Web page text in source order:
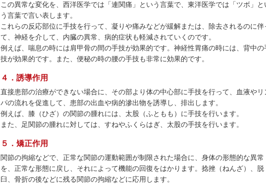
この異常な変化を、西洋医学では「連関痛」という言葉で、東洋医学では「ツボ」と
う言葉で言い表します。
これらの反応部位に手技を行って、凝りや痛みなどが緩解または、除去されるのに伴
て、神経を介して、内臓の異常、病的症状も軽減されていくのです。
例えば、喘息の時には肩甲骨の間の手技が効果的です。神経性胃痛の時には、背中の
技が効果的です。また、便秘の時の腰の手技も非常に効果的です。
４．誘導作用
直接患部の治療ができない場合に、その部より体の中心部に手技を行って、血液やリ
パの流れを促進して、患部の出血や病的滲出物を誘導し、排出します。
例えば、膝（ひざ）の関節の腫れには、太股（ふともも）に手技を行います。
また、足関節の腫れに対しては、すねやふくらはぎ、太股の手技を行います。
５．矯正作用
関節の拘縮などで、正常な関節の運動範囲が制限された場合に、身体の形態的な異常
を、正常な形態に戻し、それによって機能の回復をはかります。捻挫（ねんざ）、脱
臼、骨折の後などに残る関節の拘縮などに応用します。